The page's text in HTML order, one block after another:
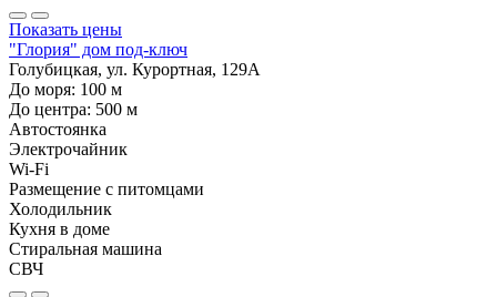
Показать цены
"Глория" дом под-ключ
Голубицкая, ул. Курортная, 129А
До моря: 100 м
До центра: 500 м
Автостоянка
Электрочайник
Wi-Fi
Размещение с питомцами
Холодильник
Кухня в доме
Стиральная машина
СВЧ